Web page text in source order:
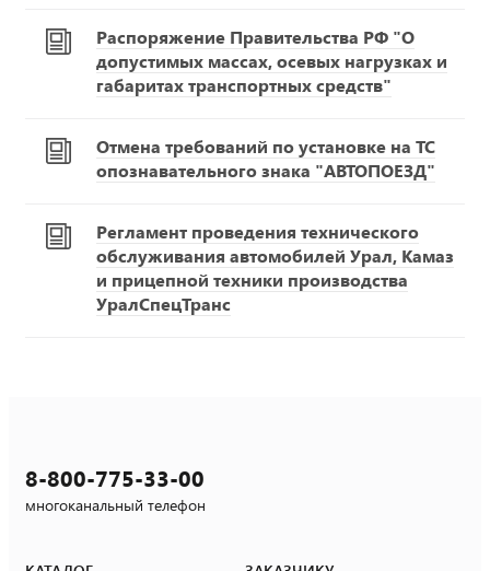
Распоряжение Правительства РФ "О
допустимых массах, осевых нагрузках и
габаритах транспортных средств"
Отмена требований по установке на ТС
опознавательного знака "АВТОПОЕЗД"
Регламент проведения технического
обслуживания автомобилей Урал, Камаз
и прицепной техники производства
УралСпецТранс
8-800-775-33-00
многоканальный телефон